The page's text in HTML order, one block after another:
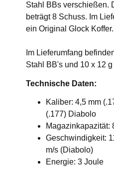
Stahl BBs verschießen.
beträgt 8 Schuss. Im
ein Original Glock Koffer.
Im Lieferumfang
Stahl BB's und 10 x 12
Technische Daten:
Kaliber: 4,5 mm
(.177) Diabolo
Magazinkapazität:
Geschwindigkeit:
m/s (Diabolo)
Energie: 3 Joule